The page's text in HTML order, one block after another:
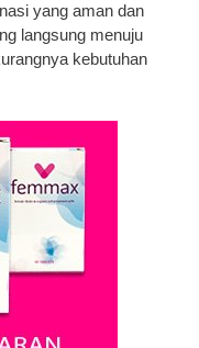
yang aman dan
langsung menuju
kebutuhan